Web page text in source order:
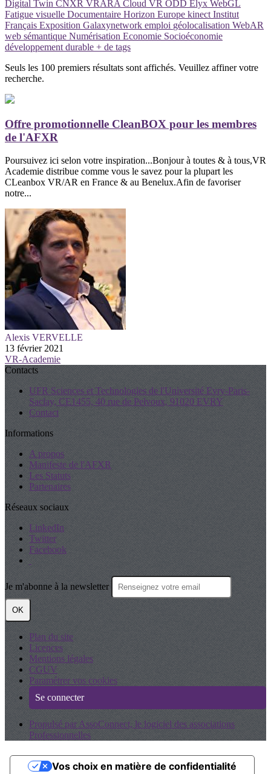
Digital Twin CNXR VRARA Cloud VR ODD Elyx WebGL
Fatigue visuelle Documentaire Horizon Europe kinect Institut
Français Exposition Galaxynetwork emploi géolocalisation WebAR
web sémantique Numérisation Economie Socioéconomie
développement durable + de tags
Seuls les 100 premiers résultats sont affichés. Veuillez affiner votre
recherche.
Offre promotionnelle CleanBOX pour les membres
de l'AFXR
Poursuivez ici selon votre inspiration...Bonjour à toutes & à tous,VR
Academie distribue comme vous le savez pour la plupart les
CLeanbox VR/AR en France & au Benelux.Afin de favoriser
notre...
Alexis VERVELLE
13 février 2021
VR-Academie
Contacts
UFR Sciences et Technologies de l'Université Evry-Paris-
Saclay, CE1455, 40 rue de Pelvoux, 91020 EVRY
Contact
Informations
A propos
Manifeste de l'AFXR
Les Statuts
Partenaires
Réseaux sociaux
LinkedIn
Twitter
Facebook
Je m'abonne à la newsletter
OK
Plan du site
Licences
Mentions légales
CGUV
Paramétrer vos cookies
Se connecter
Propulsé par AssoConnect, le logiciel des associations
Professionnelles
Vos choix en matière de confidentialité